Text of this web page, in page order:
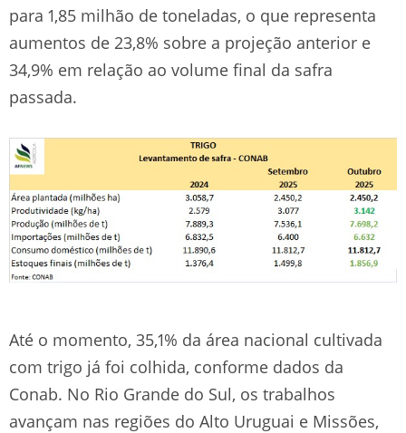
para 1,85 milhão de toneladas, o que representa
aumentos de 23,8% sobre a projeção anterior e
34,9% em relação ao volume final da safra
passada.
Até o momento, 35,1% da área nacional cultivada
com trigo já foi colhida, conforme dados da
Conab. No Rio Grande do Sul, os trabalhos
avançam nas regiões do Alto Uruguai e Missões,